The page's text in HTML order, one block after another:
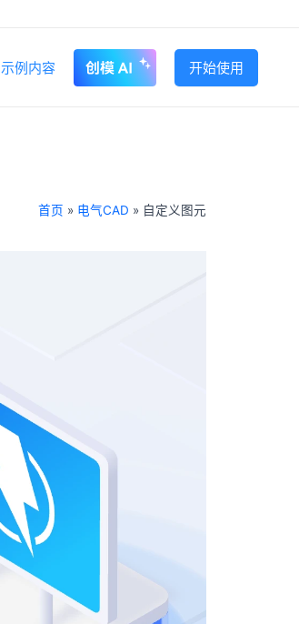
示例内容 开始使用
首页 » 电气CAD » 自定义图元